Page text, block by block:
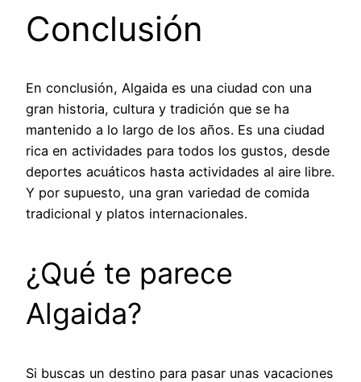
Conclusión
En conclusión, Algaida es una ciudad con una
gran historia, cultura y tradición que se ha
mantenido a lo largo de los años. Es una ciudad
rica en actividades para todos los gustos, desde
deportes acuáticos hasta actividades al aire libre.
Y por supuesto, una gran variedad de comida
tradicional y platos internacionales.
¿Qué te parece
Algaida?
Si buscas un destino para pasar unas vacaciones